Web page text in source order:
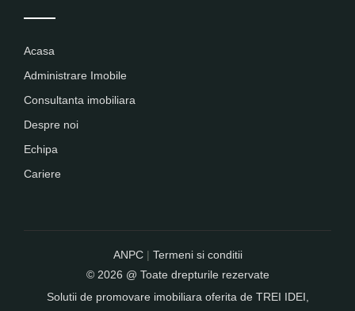
Acasa
Administrare Imobile
Consultanta imobiliara
Despre noi
Echipa
Cariere
ANPC| Termeni si conditii
© 2026 @ Toate drepturile rezervate
Solutii de promovare imobiliara oferita de TREI IDEI,